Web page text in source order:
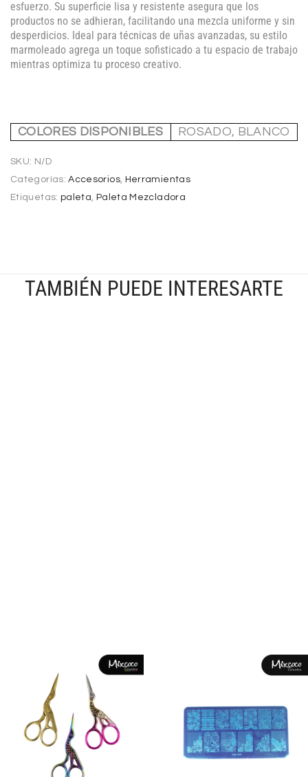
esfuerzo. Su superficie lisa y resistente asegura que los
productos no se adhieran, facilitando una mezcla uniforme y sin
desperdicios. Ideal para técnicas de uñas avanzadas, su estilo
marmoleado agrega un toque sofisticado a tu espacio de trabajo
mientras optimiza tu proceso creativo.
COLORES DISPONIBLES ROSADO, BLANCO
SKU: N/D
Categorías:Accesorios, Herramientas
Etiquetas: paleta, Paleta Mezcladora
TAMBIÉN PUEDE INTERESARTE